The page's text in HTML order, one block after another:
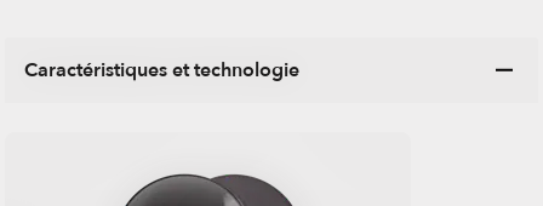
Caractéristiques et technologie